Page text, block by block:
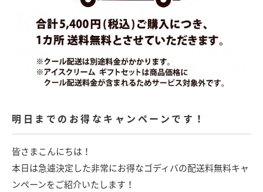
明日までのお得なキャンペーンです！
皆さまこんにちは！
本日は急遽決定した非常にお得なゴディバの配送料無料キャ
ンペーンをご紹介いたします！